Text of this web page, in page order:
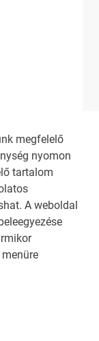
megfelelő
nyomon
tartalom
A weboldal